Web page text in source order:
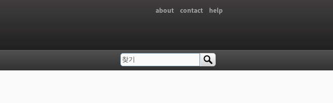
about contact help
검색 폼
찾기